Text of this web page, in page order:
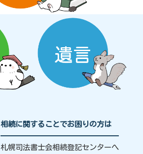
相続に関することでお困りの方は
札幌司法書士会相続登記センターへ